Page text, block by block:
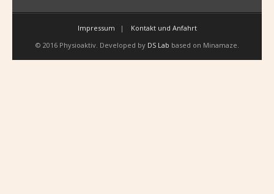
Impressum
Kontakt und Anfahrt
© 2016 Physioaktiv. Developed by DS Lab based on Minamaze.